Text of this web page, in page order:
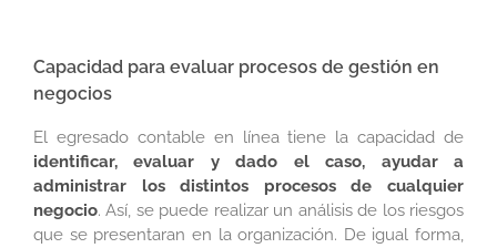
Capacidad para evaluar procesos de gestión en
negocios
El egresado contable en línea tiene la capacidad de
identificar, evaluar y dado el caso, ayudar a
administrar los distintos procesos de cualquier
negocio. Así, se puede realizar un análisis de los riesgos
que se presentaran en la organización. De igual forma,